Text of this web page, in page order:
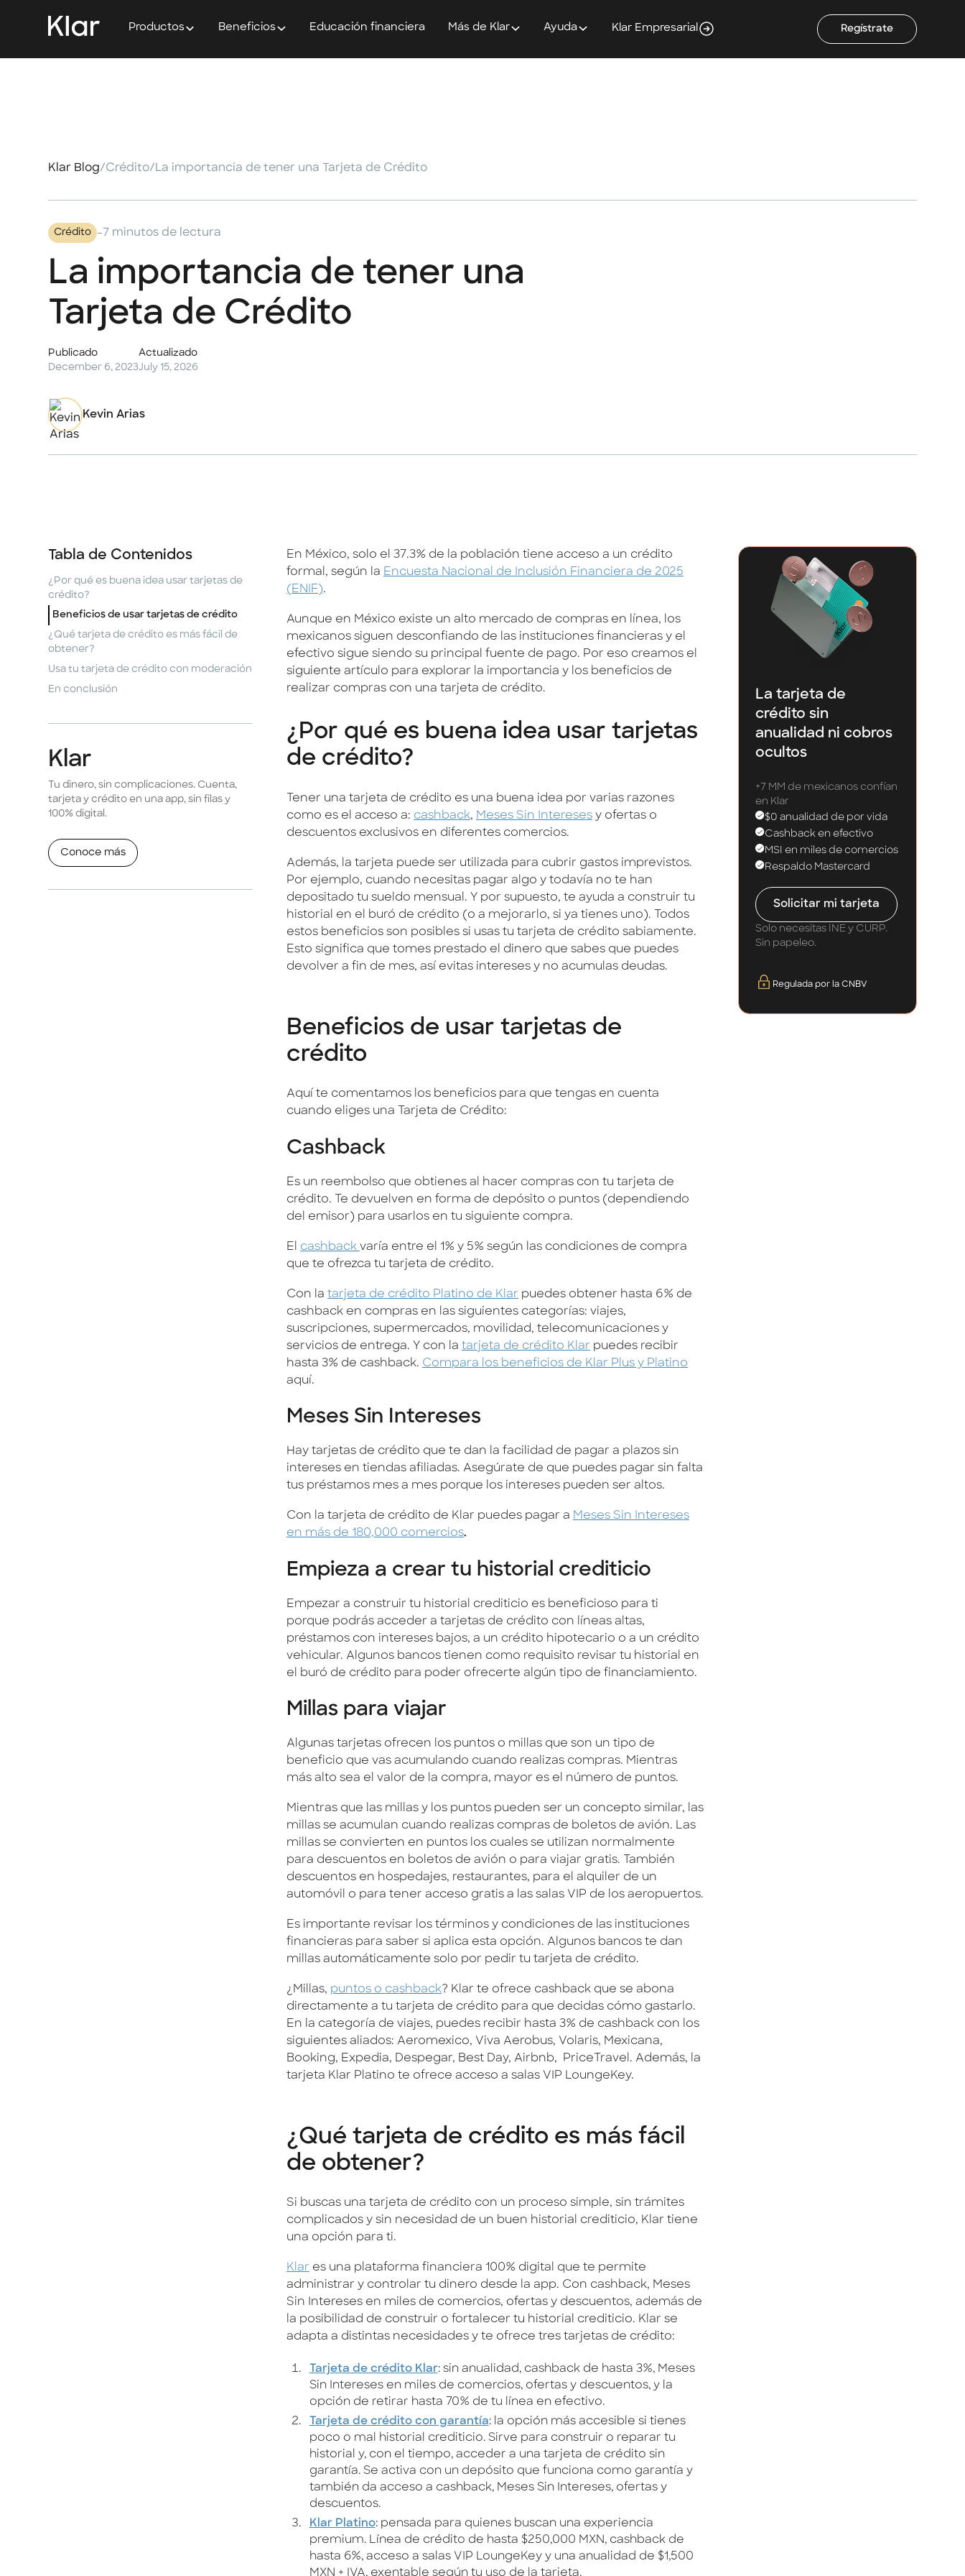
Productos Beneficios Educación financiera Más de Klar Ayuda Klar Empresarial Regístrate
Klar Blog/Crédito/La importancia de tener una Tarjeta de Crédito
Crédito -7 minutos de lectura
La importancia de tener una
Tarjeta de Crédito
Publicado
December 6, 2023
Actualizado
July 15, 2026
Kevin Arias
Tabla de Contenidos
¿Por qué es buena idea usar tarjetas de
crédito?
Beneficios de usar tarjetas de crédito
¿Qué tarjeta de crédito es más fácil de
obtener?‍
Usa tu tarjeta de crédito con moderación
En conclusión
Klar
Tu dinero, sin complicaciones. Cuenta,
tarjeta y crédito en una app, sin filas y
100% digital.
Conoce más
En México, solo el 37.3% de la población tiene acceso a un crédito
formal, según la Encuesta Nacional de Inclusión Financiera de 2025
(ENIF).
Aunque en México existe un alto mercado de compras en línea, los
mexicanos siguen desconfiando de las instituciones financieras y el
efectivo sigue siendo su principal fuente de pago. Por eso creamos el
siguiente artículo para explorar la importancia y los beneficios de
realizar compras con una tarjeta de crédito.
¿Por qué es buena idea usar tarjetas
de crédito?
Tener una tarjeta de crédito es una buena idea por varias razones
como es el acceso a: cashback, Meses Sin Interesesy ofertas o
descuentos exclusivos en diferentes comercios.
Además, la tarjeta puede ser utilizada para cubrir gastos imprevistos.
Por ejemplo, cuando necesitas pagar algo y todavía no te han
depositado tu sueldo mensual. Y por supuesto, te ayuda a construir tu
historial en el buró de crédito (o a mejorarlo, si ya tienes uno). Todos
estos beneficios son posibles si usas tu tarjeta de crédito sabiamente.
Esto significa que tomes prestado el dinero que sabes que puedes
devolver a fin de mes, así evitas intereses y no acumulas deudas.
Beneficios de usar tarjetas de
crédito
Aquí te comentamos los beneficios para que tengas en cuenta
cuando eliges una Tarjeta de Crédito:
Cashback
Es un reembolso que obtienes al hacer compras con tu tarjeta de
crédito. Te devuelven en forma de depósito o puntos (dependiendo
del emisor) para usarlos en tu siguiente compra.
El cashback varía entre el 1% y 5% según las condiciones de compra
que te ofrezca tu tarjeta de crédito.
Con la tarjeta de crédito Platino de Klar puedes obtener hasta 6% de
cashback en compras en las siguientes categorías: viajes,
suscripciones, supermercados, movilidad, telecomunicaciones y
servicios de entrega. Y con la tarjeta de crédito Klar puedes recibir
hasta 3% de cashback. Compara los beneficios de Klar Plus y Platino
aquí.
Meses Sin Intereses
Hay tarjetas de crédito que te dan la facilidad de pagar a plazos sin
intereses en tiendas afiliadas. Asegúrate de que puedes pagar sin falta
tus préstamos mes a mes porque los intereses pueden ser altos.
Con la tarjeta de crédito de Klar puedes pagar a Meses Sin Intereses
en más de 180,000 comercios.
Empieza a crear tu historial crediticio
Empezar a construir tu historial crediticio es beneficioso para ti
porque podrás acceder a tarjetas de crédito con líneas altas,
préstamos con intereses bajos, a un crédito hipotecario o a un crédito
vehicular. Algunos bancos tienen como requisito revisar tu historial en
el buró de crédito para poder ofrecerte algún tipo de financiamiento.
Millas para viajar
Algunas tarjetas ofrecen los puntos o millas que son un tipo de
beneficio que vas acumulando cuando realizas compras. Mientras
más alto sea el valor de la compra, mayor es el número de puntos.
Mientras que las millas y los puntos pueden ser un concepto similar, las
millas se acumulan cuando realizas compras de boletos de avión. Las
millas se convierten en puntos los cuales se utilizan normalmente
para descuentos en boletos de avión o para viajar gratis. También
descuentos en hospedajes, restaurantes, para el alquiler de un
automóvil o para tener acceso gratis a las salas VIP de los aeropuertos.
Es importante revisar los términos y condiciones de las instituciones
financieras para saber si aplica esta opción. Algunos bancos te dan
millas automáticamente solo por pedir tu tarjeta de crédito.
¿Millas, puntos o cashback? Klar te ofrece cashback que se abona
directamente a tu tarjeta de crédito para que decidas cómo gastarlo.
En la categoría de viajes, puedes recibir hasta 3% de cashback con los
siguientes aliados: Aeromexico, Viva Aerobus, Volaris, Mexicana,
Booking, Expedia, Despegar, Best Day, Airbnb, PriceTravel. Además, la
tarjeta Klar Platino te ofrece acceso a salas VIP LoungeKey.
¿Qué tarjeta de crédito es más fácil
de obtener?
Si buscas una tarjeta de crédito con un proceso simple, sin trámites
complicados y sin necesidad de un buen historial crediticio, Klar tiene
una opción para ti.
Klar es una plataforma financiera 100% digital que te permite
administrar y controlar tu dinero desde la app. Con cashback, Meses
Sin Intereses en miles de comercios, ofertas y descuentos, además de
la posibilidad de construir o fortalecer tu historial crediticio. Klar se
adapta a distintas necesidades y te ofrece tres tarjetas de crédito:
Tarjeta de crédito Klar: sin anualidad, cashback de hasta 3%, Meses
Sin Intereses en miles de comercios, ofertas y descuentos, y la
opción de retirar hasta 70% de tu línea en efectivo.
Tarjeta de crédito con garantía: la opción más accesible si tienes
poco o mal historial crediticio. Sirve para construir o reparar tu
historial y, con el tiempo, acceder a una tarjeta de crédito sin
garantía. Se activa con un depósito que funciona como garantía y
también da acceso a cashback, Meses Sin Intereses, ofertas y
descuentos.
Klar Platino: pensada para quienes buscan una experiencia
premium. Línea de crédito de hasta $250,000 MXN, cashback de
hasta 6%, acceso a salas VIP LoungeKey y una anualidad de $1,500
MXN + IVA, exentable según tu uso de la tarjeta.
La tarjeta de
crédito sin
anualidad ni cobros
ocultos
+7 MM de mexicanos confían
en Klar
$0 anualidad de por vida
Cashback en efectivo
MSI en miles de comercios
Respaldo Mastercard
Solicitar mi tarjeta
Solo necesitas INE y CURP.
Sin papeleo.
Regulada por la CNBV